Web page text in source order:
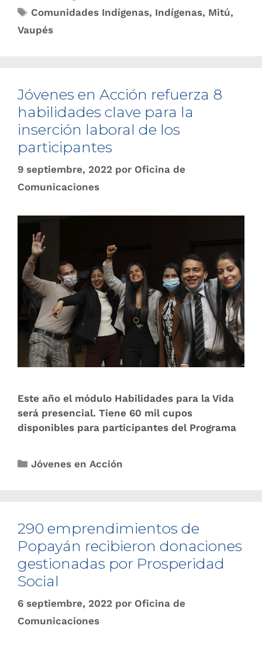
Comunidades Indígenas, Indígenas, Mitú,
Vaupés
Jóvenes en Acción refuerza 8
habilidades clave para la
inserción laboral de los
participantes
9 septiembre, 2022 por Oficina de
Comunicaciones
Este año el módulo Habilidades para la Vida
será presencial. Tiene 60 mil cupos
disponibles para participantes del Programa
Jóvenes en Acción
290 emprendimientos de
Popayán recibieron donaciones
gestionadas por Prosperidad
Social
6 septiembre, 2022 por Oficina de
Comunicaciones